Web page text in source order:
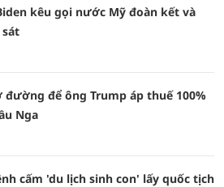
kêu gọi nước Mỹ đoàn kết và
để ông Trump áp thuế 100%
Nga
cấm 'du lịch sinh con' lấy quốc tịch